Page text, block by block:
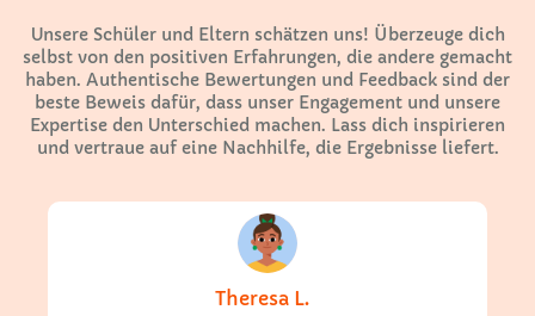
Unsere Schüler und Eltern schätzen uns! Überzeuge dich
selbst von den positiven Erfahrungen, die andere gemacht
haben. Authentische Bewertungen und Feedback sind der
beste Beweis dafür, dass unser Engagement und unsere
Expertise den Unterschied machen. Lass dich inspirieren
und vertraue auf eine Nachhilfe, die Ergebnisse liefert.
Theresa L.